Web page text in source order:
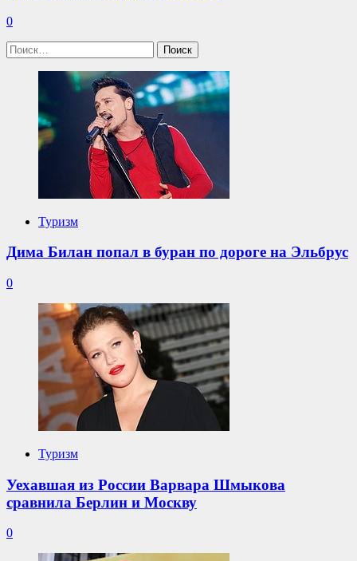
0
Найти:
Туризм
Дима Билан попал в буран по дороге на Эльбрус
0
Туризм
Уехавшая из России Варвара Шмыкова
сравнила Берлин и Москву
0